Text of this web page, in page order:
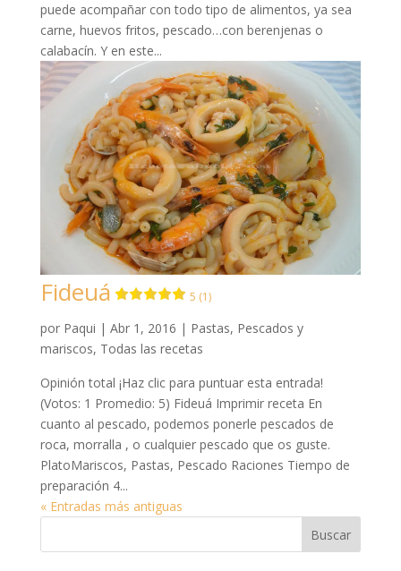
puede acompañar con todo tipo de alimentos, ya sea
carne, huevos fritos, pescado…con berenjenas o
calabacín. Y en este...
Fideuá 5 (1)
por Paqui | Abr 1, 2016 | Pastas, Pescados y
mariscos, Todas las recetas
Opinión total ¡Haz clic para puntuar esta entrada!
(Votos: 1 Promedio: 5) Fideuá Imprimir receta En
cuanto al pescado, podemos ponerle pescados de
roca, morralla , o cualquier pescado que os guste.
PlatoMariscos, Pastas, Pescado Raciones Tiempo de
preparación 4...
« Entradas más antiguas